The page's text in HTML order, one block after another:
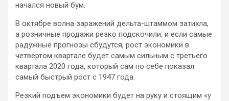
начался новый бум.
В октябре волна заражений дельта-штаммом затихла,
а розничные продажи резко подскочили, и если самые
радужные прогнозы сбудутся, рост экономики в
четвертом квартале будет самым сильным с третьего
квартала 2020 года, который сам по себе показал
самый быстрый рост с 1947 года.
Резкий подъем экономики будет на руку и стоящим «у